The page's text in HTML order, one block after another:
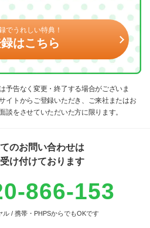
でうれしい特典！
はこちら
予告なく変更・終了する場合がございま
イトからご登録いただき、ご来社またはお
談をさせていただいた方に限ります。
のお問い合わせは
け付けております
866-153
ル / 携帯・PHPSからでもOKです